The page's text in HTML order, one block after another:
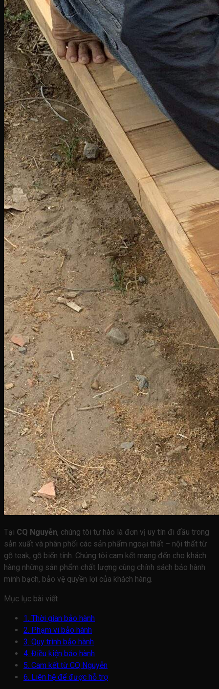
Tại CQ Nguyễn, chúng tôi tự hào là đơn vị uy tín đi đầu trong
sản xuất và phân phối các sản phẩm ngoại thất – nội thất từ
gỗ teak, gỗ biến tính. Chúng tôi cam kết mang đến cho khách
hàng những sản phẩm chất lượng cùng chính sách bảo hành
minh bạch, bảo vệ quyền lợi của khách hàng.
Mục lục bài viết
1. Thời gian bảo hành
2. Phạm vi bảo hành
3. Quy trình bảo hành
4. Điều kiện bảo hành
5. Cam kết từ CQ Nguyễn
6. Liên hệ để được hỗ trợ